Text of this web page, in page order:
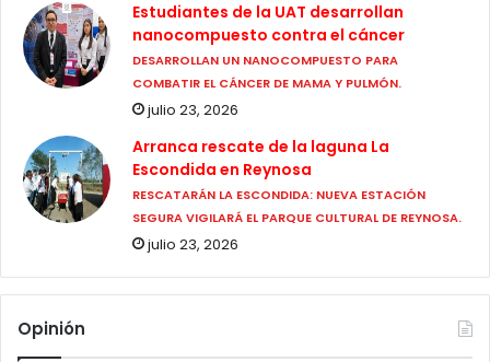
Estudiantes de la UAT desarrollan
nanocompuesto contra el cáncer
DESARROLLAN UN NANOCOMPUESTO PARA
COMBATIR EL CÁNCER DE MAMA Y PULMÓN.
julio 23, 2026
Arranca rescate de la laguna La
Escondida en Reynosa
RESCATARÁN LA ESCONDIDA: NUEVA ESTACIÓN
SEGURA VIGILARÁ EL PARQUE CULTURAL DE REYNOSA.
julio 23, 2026
Opinión